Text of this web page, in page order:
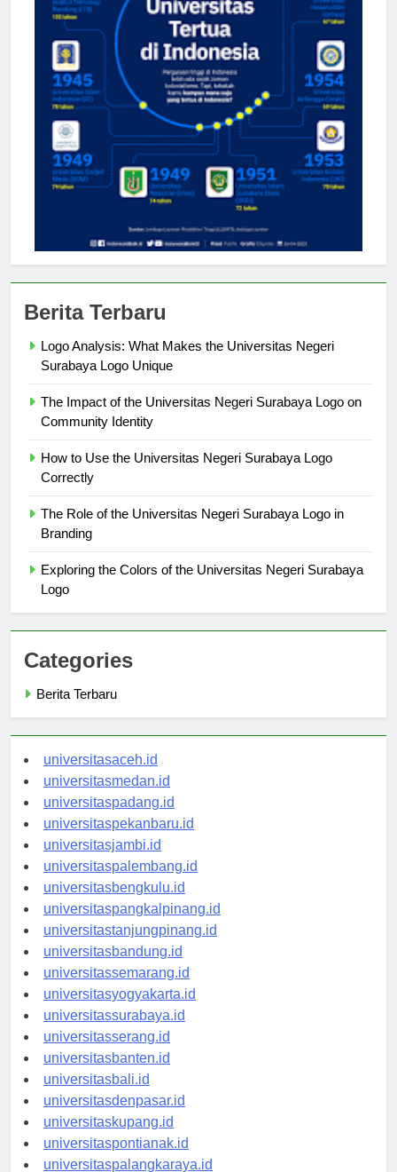
Logo Analysis: What Makes the Universitas Negeri
The Impact of the Universitas Negeri Surabaya Logo on
How to Use the Universitas Negeri Surabaya Logo
The Role of the Universitas Negeri Surabaya Logo in
Exploring the Colors of the Universitas Negeri Surabaya
Categories
universitasaceh.id
universitasmedan.id
universitaspadang.id
universitaspekanbaru.id
universitasjambi.id
universitaspalembang.id
universitasbengkulu.id
universitaspangkalpinang.id
universitastanjungpinang.id
universitasbandung.id
universitassemarang.id
universitasyogyakarta.id
universitassurabaya.id
universitasserang.id
universitasbanten.id
universitasbali.id
universitasdenpasar.id
universitaskupang.id
universitaspontianak.id